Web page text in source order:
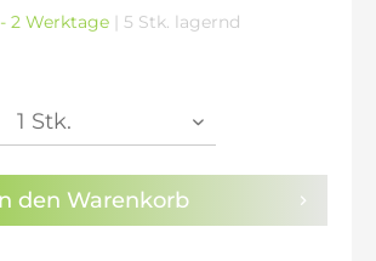
dieDatenschutzbestimmungenzur
77,01 €
79,66 €
80,33 €
80,99 €
2 Werktage | 5 Stk. lagernd
den Warenkorb